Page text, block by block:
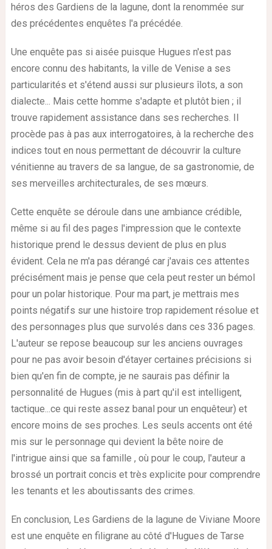
héros des Gardiens de la lagune, dont la renommée sur
des précédentes enquêtes l'a précédée.
Une enquête pas si aisée puisque Hugues n'est pas
encore connu des habitants, la ville de Venise a ses
particularités et s'étend aussi sur plusieurs îlots, a son
dialecte... Mais cette homme s'adapte et plutôt bien ; il
trouve rapidement assistance dans ses recherches. Il
procède pas à pas aux interrogatoires, à la recherche des
indices tout en nous permettant de découvrir la culture
vénitienne au travers de sa langue, de sa gastronomie, de
ses merveilles architecturales, de ses mœurs.
Cette enquête se déroule dans une ambiance crédible,
même si au fil des pages l'impression que le contexte
historique prend le dessus devient de plus en plus
évident. Cela ne m'a pas dérangé car j'avais ces attentes
précisément mais je pense que cela peut rester un bémol
pour un polar historique. Pour ma part, je mettrais mes
points négatifs sur une histoire trop rapidement résolue et
des personnages plus que survolés dans ces 336 pages.
L'auteur se repose beaucoup sur les anciens ouvrages
pour ne pas avoir besoin d'étayer certaines précisions si
bien qu'en fin de compte, je ne saurais pas définir la
personnalité de Hugues (mis à part qu'il est intelligent,
tactique...ce qui reste assez banal pour un enquêteur) et
encore moins de ses proches. Les seuls accents ont été
mis sur le personnage qui devient la bête noire de
l'intrigue ainsi que sa famille , où pour le coup, l'auteur a
brossé un portrait concis et très explicite pour comprendre
les tenants et les aboutissants des crimes.
En conclusion, Les Gardiens de la lagune de Viviane Moore
est une enquête en filigrane au côté d'Hugues de Tarse